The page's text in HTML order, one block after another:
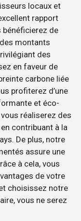
locaux et
rapport
bénéficierez de
montants
des
en faveur de
carbone liée
profiterez d’une
et éco-
réaliserez des
contribuant à la
De plus, notre
assure une
à cela, vous
de votre
choisissez notre
vous ne serez